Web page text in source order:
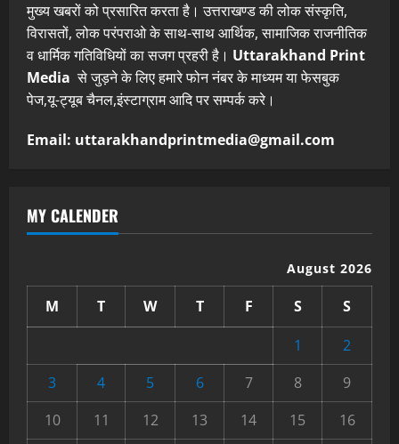
मुख्य खबरों को प्रसारित करता है। उत्तराखण्ड की लोक संस्कृति,
विरासतों, लोक परंपराओ के साथ-साथ आर्थिक, सामाजिक राजनीतिक
व धार्मिक गतिविधियों का सजग प्रहरी है। Uttarakhand Print
Media से जुड़ने के लिए हमारे फोन नंबर के माध्यम या फेसबुक
पेज,यू-ट्यूब चैनल,इंस्टाग्राम आदि पर सम्पर्क करे।
Email: uttarakhandprintmedia@gmail.com
MY CALENDER
August 2026
M T W T F S
S
1
2
3
4 5 6 7 8
9
10
11 12 13 14 15 16